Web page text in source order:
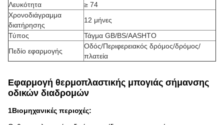
Λευκότητα
≥ 74
Χρονοδιάγραμμα
διατήρησης
12 μήνες
Τύπος
Τάγμα GB/BS/AASHTO
Πεδίο εφαρμογής
Οδός/Περιφερειακός δρόμος/δρόμος/
πλατεία
Εφαρμογή θερμοπλαστικής μπογιάς σήμανσης
οδικών διαδρομών
1Βιομηχανικές περιοχές: